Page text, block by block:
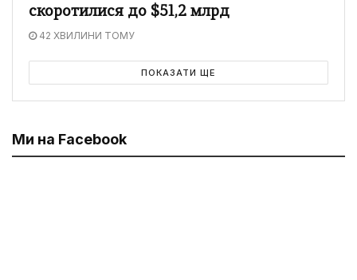
скоротилися до $51,2 млрд
42 ХВИЛИНИ ТОМУ
ПОКАЗАТИ ЩЕ
Ми на Facebook